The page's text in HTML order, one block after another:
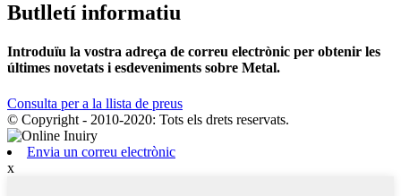
Butlletí informatiu
Introduïu la vostra adreça de correu electrònic per obtenir les
últimes novetats i esdeveniments sobre Metal.
Consulta per a la llista de preus
© Copyright - 2010-2020: Tots els drets reservats.
Envia un correu electrònic
x